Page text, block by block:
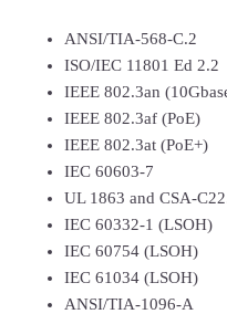
ANSI/TIA-568-C.2
ISO/IEC 11801 Ed 2.2
IEEE 802.3an
IEEE 802.3af (PoE)
IEEE 802.3at (PoE+)
IEC 60603-7
UL 1863 and CSA-
IEC 60332-1 (LSOH)
IEC 60754 (LSOH)
IEC 61034 (LSOH)
ANSI/TIA-1096-A